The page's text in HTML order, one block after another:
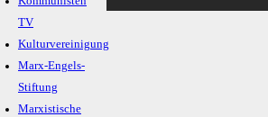
TV
Kulturvereinigung
Marx-Engels-
Stiftung
Marxistische